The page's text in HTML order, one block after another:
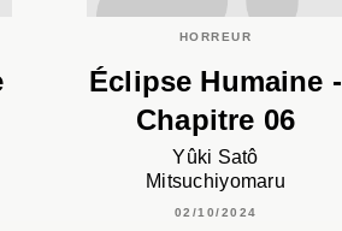
HORREUR
Éclipse Humaine -
Chapitre 06
Yûki Satô
Mitsuchiyomaru
02/10/2024